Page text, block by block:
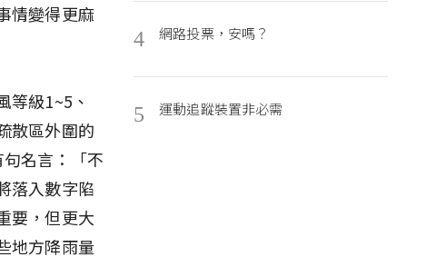
情變得更麻
等級1~5、
散區外圍的
名言：「不
落入數字陷
要，但更大
地方降雨量
4 網路投票，安嗎？
5 運動追蹤裝置非必需